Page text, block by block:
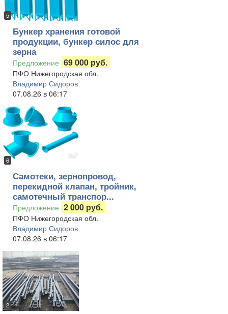
5
Бункер хранения готовой
продукции, бункер силос для
зерна
Предложение 69 000 руб.
ПФО Нижегородская обл.
Владимир Сидоров
07.08.26 в 06:17
6
Самотеки, зернопровод,
перекидной клапан, тройник,
самотечный транспор...
Предложение 2 000 руб.
ПФО Нижегородская обл.
Владимир Сидоров
07.08.26 в 06:17
2